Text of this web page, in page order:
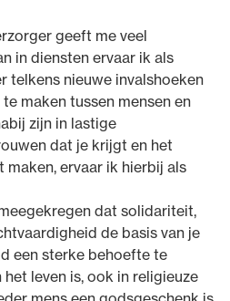
geeft me veel
in diensten ervaar ik als
telkens nieuwe invalshoeken
maken tussen mensen en
zijn in lastige
dat je krijgt en het
ervaar ik hierbij als
dat solidariteit,
de basis van je
een sterke behoefte te
leven is, ook in religieuze